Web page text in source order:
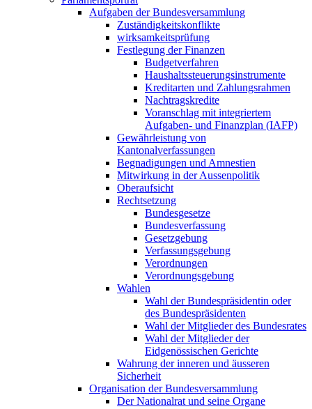
Aufgaben der Bundesversammlung
Zuständigkeitskonflikte
wirksamkeitsprüfung
Festlegung der Finanzen
Budgetverfahren
Haushaltssteuerungsinstrumente
Kreditarten und Zahlungsrahmen
Nachtragskredite
Voranschlag mit integriertem
Aufgaben- und Finanzplan (IAFP)
Gewährleistung von
Kantonalverfassungen
Begnadigungen und Amnestien
Mitwirkung in der Aussenpolitik
Oberaufsicht
Rechtsetzung
Bundesgesetze
Bundesverfassung
Gesetzgebung
Verfassungsgebung
Verordnungen
Verordnungsgebung
Wahlen
Wahl der Bundespräsidentin oder
des Bundespräsidenten
Wahl der Mitglieder des Bundesrates
Wahl der Mitglieder der
Eidgenössischen Gerichte
Wahrung der inneren und äusseren
Sicherheit
Organisation der Bundesversammlung
Der Nationalrat und seine Organe